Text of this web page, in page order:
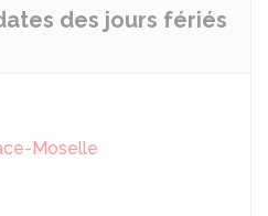
des jours fériés
Moselle